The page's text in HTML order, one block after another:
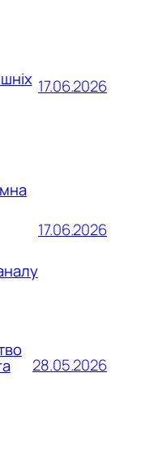
17.06.2026
17.06.2026
28.05.2026